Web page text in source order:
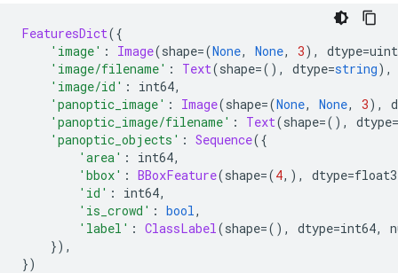
FeaturesDict({
'image' : Image(shape=(None, None, 3), dtype=
'image/filename' : Text(shape=(), dtype=string),
'image/id' : int64,
'panoptic_image' : Image(shape=(None, None, 3),
'panoptic_image/filename' : Text(shape=(), dtype=
'panoptic_objects' : Sequence({
'area' : int64,
'bbox' : BBoxFeature(shape=(4,), dtype=
'id' : int64,
'is_crowd' : bool,
'label' : ClassLabel(shape=(), dtype=int64,
}),
})